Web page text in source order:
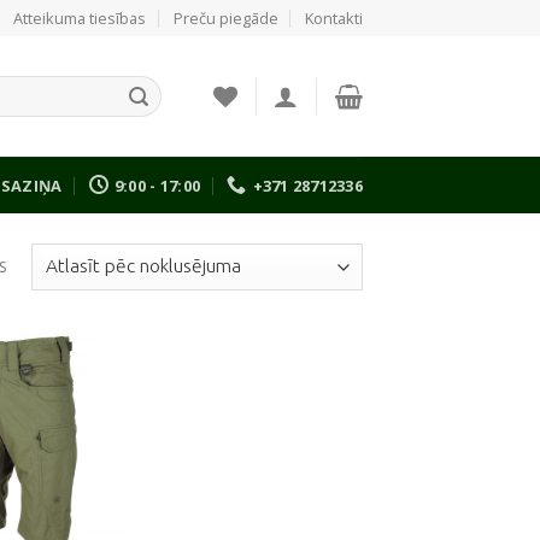
Atteikuma tiesības Preču piegāde Kontakti
SAZIŅA 9:00 - 17:00 +371 28712336
Pievienot
vēlmju
sarakstam